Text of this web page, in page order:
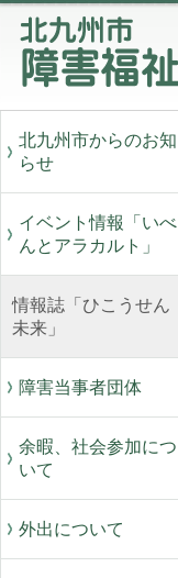
北九州市からのお知
らせ
イベント情報「いべ
んとアラカルト」
情報誌「ひこうせん
未来」
障害当事者団体
余暇、社会参加につ
いて
外出について